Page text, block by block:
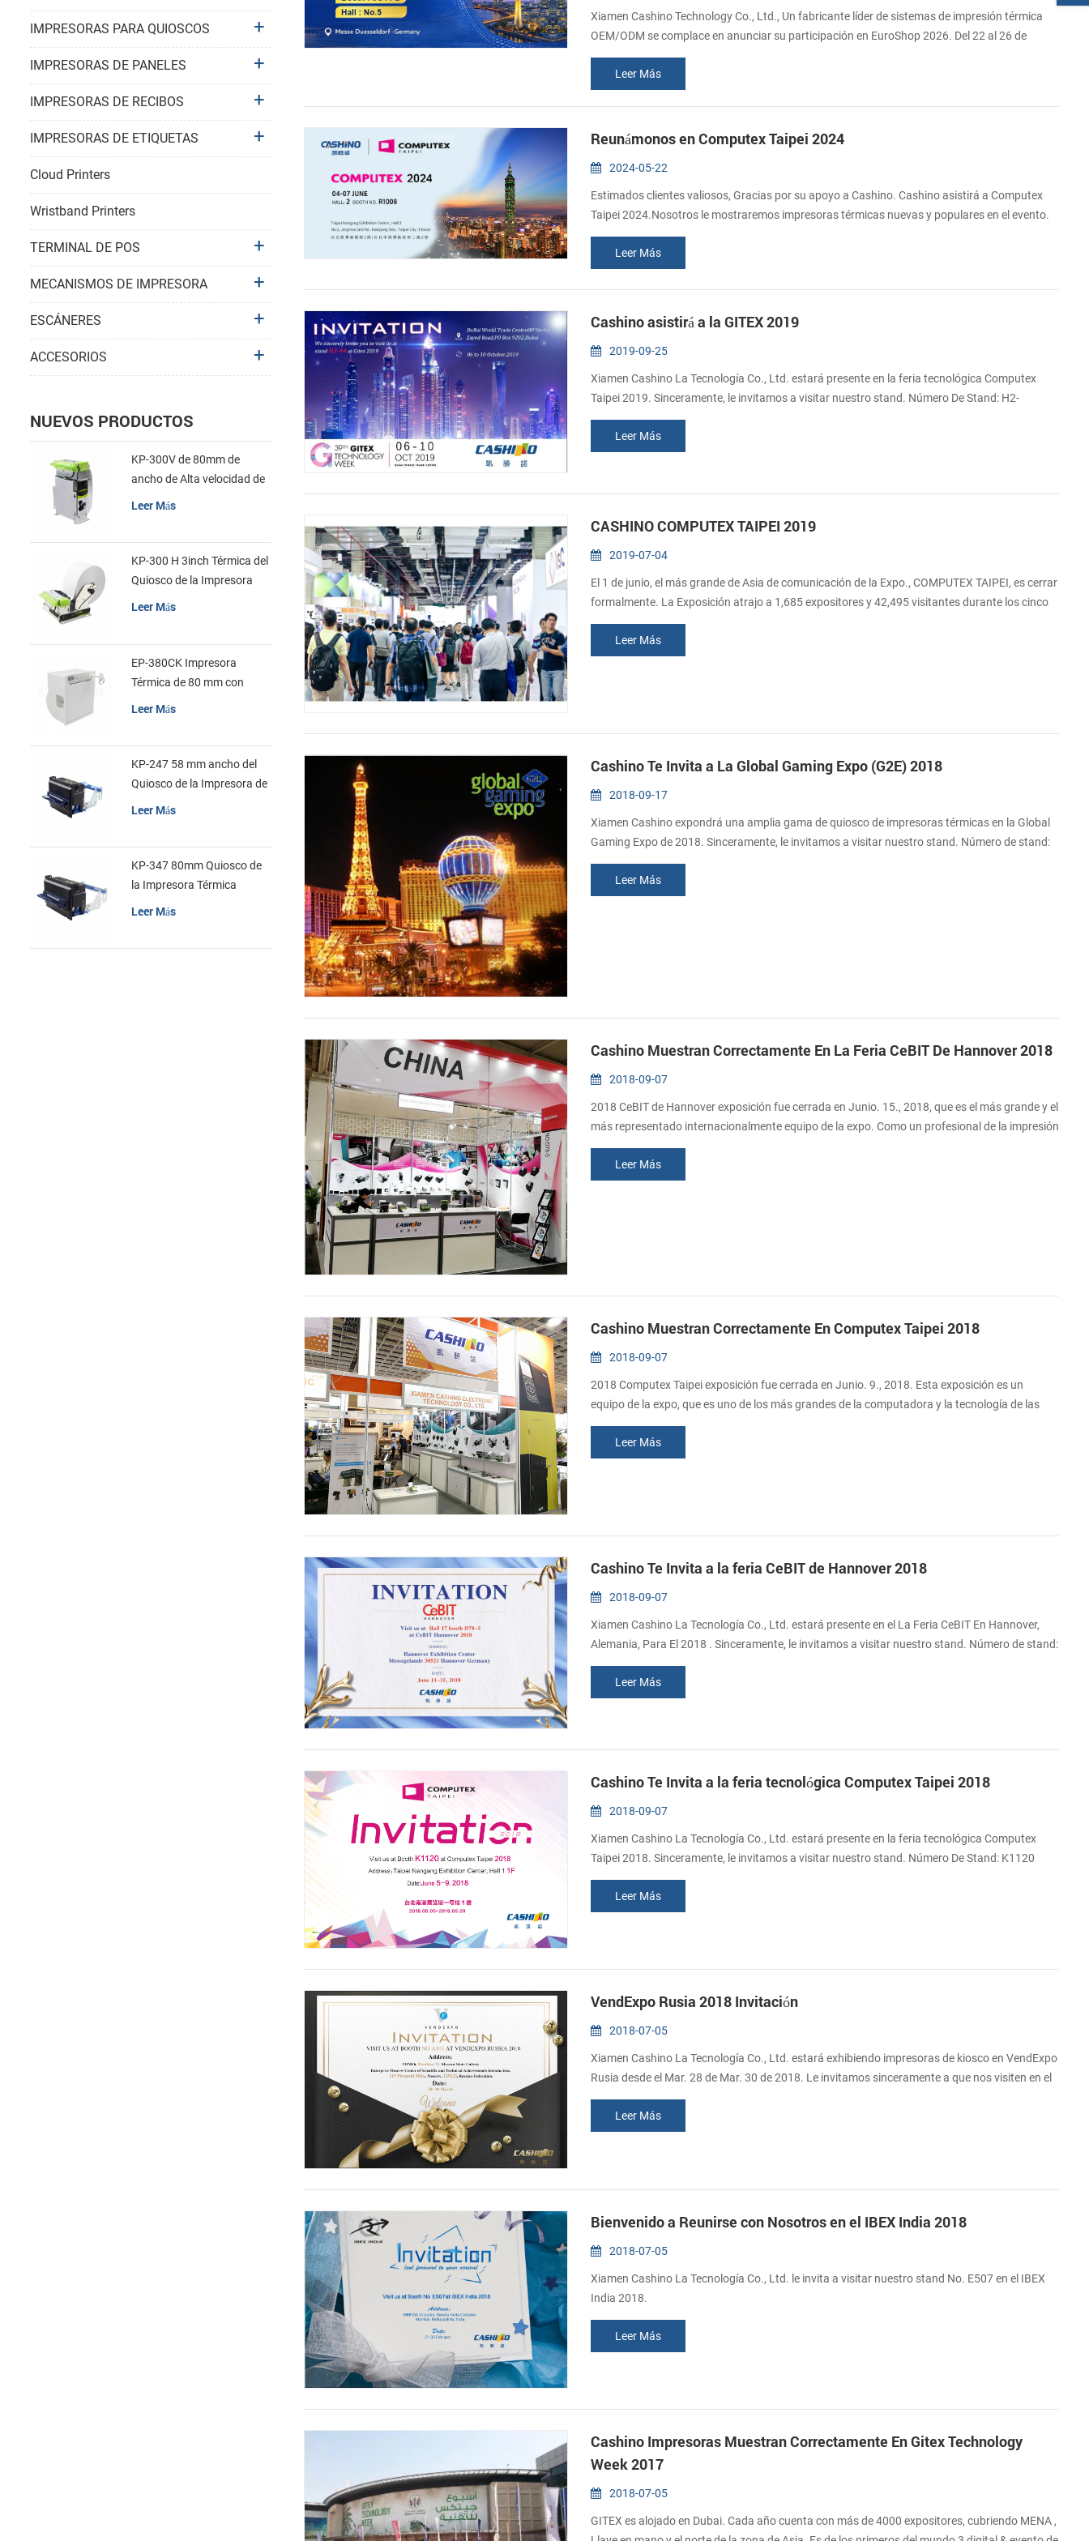
Xiamen Cashino Technology Co., Ltd., Un fabricante líder de sistemas de impresión térmica
OEM/ODM se complace en anunciar su participación en EuroShop 2026. Del 22 al 26 de
febrero, le invitamos a unirse a nosotros en Messe Düsseldorf para explorar el futuro del
hardware para el sector minorista. Colaborando para el futuro de la innovación en el comercio
minorista. En EuroShop 2026, que reúne a lo...
Leer Más
Reunámonos en Computex Taipei 2024
2024-05-22
Estimados clientes valiosos, Gracias por su apoyo a Cashino. Cashino asistirá a Computex
Taipei 2024.Nosotros le mostraremos impresoras térmicas nuevas y populares en el evento.
Le invitamos sinceramente a visitar nuestro stand. Agregar: Centro de Exposiciones
Nangang, Pabellón 2. Fecha: 4 al 7 de junio de 2024 Stand: NO.R1008.
Leer Más
Cashino asistirá a la GITEX 2019
2019-09-25
Xiamen Cashino La Tecnología Co., Ltd. estará presente en la feria tecnológica Computex
Taipei 2019. Sinceramente, le invitamos a visitar nuestro stand. Número De Stand: H2-
44Fecha: Oct. 06 - 10, 2019 Dirección: DuBai world trade centreoff Sheikh Zayed Road, PO
Box 9292, Dubai
Leer Más
CASHINO COMPUTEX TAIPEI 2019
2019-07-04
El 1 de junio, el más grande de Asia de comunicación de la Expo., COMPUTEX TAIPEI, es cerrar
formalmente. La Exposición atrajo a 1,685 expositores y 42,495 visitantes durante los cinco
días de muestra. En los últimos años, Xiamen Cashino La Tecnología Co., Ltd. ha exhibido con
éxito en el COMPUTEX de TAIPEI para mostrar nuestra nueva solución de impresión térmica,
así como este año. Como uno de lo...
Leer Más
Cashino Te Invita a La Global Gaming Expo (G2E) 2018
2018-09-17
Xiamen Cashino expondrá una amplia gama de quiosco de impresoras térmicas en la Global
Gaming Expo de 2018. Sinceramente, le invitamos a visitar nuestro stand. Número de stand:
Nº 3210, Sala B Fecha: Oct. 9-11, 2018 Dirección: 201 Arenas Ave., Las Vegas, NV 89169.
Leer Más
Cashino Muestran Correctamente En La Feria CeBIT De Hannover 2018
2018-09-07
2018 CeBIT de Hannover exposición fue cerrada en Junio. 15., 2018, que es el más grande y el
más representado internacionalmente equipo de la expo. Como un profesional de la impresión
proveedor de soluciones, Cashino exhiben todo tipo de micro impresoras con éxito y atrajo a
un montón de clientes a nuestro stand para la buena calidad. El más popular de la impresora
en esta exposición debe ser Impr...
Leer Más
Cashino Muestran Correctamente En Computex Taipei 2018
2018-09-07
2018 Computex Taipei exposición fue cerrada en Junio. 9., 2018. Esta exposición es un
equipo de la expo, que es uno de los más grandes de la computadora y la tecnología de las
ferias comerciales en el mundo. Este año, se celebró con los temas "AI", "5G", "Blockchain", "IO",
"Innovations & Startups", y "Juego & VR". Xiamen Cashino impresoras se exhibió con éxito y
atrajo a un montón de clie...
Leer Más
Cashino Te Invita a la feria CeBIT de Hannover 2018
2018-09-07
Xiamen Cashino La Tecnología Co., Ltd. estará presente en el La Feria CeBIT En Hannover,
Alemania, Para El 2018 . Sinceramente, le invitamos a visitar nuestro stand. Número de stand:
D78-5 Fecha: Junio 11 A 15, 2018 Dirección: Centro De Exposiciones Hannover, Messegelande
30521 Hannover, Alemania
Leer Más
Cashino Te Invita a la feria tecnológica Computex Taipei 2018
2018-09-07
Xiamen Cashino La Tecnología Co., Ltd. estará presente en la feria tecnológica Computex
Taipei 2018. Sinceramente, le invitamos a visitar nuestro stand. Número De Stand: K1120
Fecha: Junio 5 Al 9 De 2018 Dirección: Taipei Nangang Exhibition Center, Pabellón 1, 1F
Leer Más
VendExpo Rusia 2018 Invitación
2018-07-05
Xiamen Cashino La Tecnología Co., Ltd. estará exhibiendo impresoras de kiosco en VendExpo
Rusia desde el Mar. 28 de Mar. 30 de 2018. Le invitamos sinceramente a que nos visiten en el
stand NO. A303.
Leer Más
Bienvenido a Reunirse con Nosotros en el IBEX India 2018
2018-07-05
Xiamen Cashino La Tecnología Co., Ltd. le invita a visitar nuestro stand No. E507 en el IBEX
India 2018.
Leer Más
Cashino Impresoras Muestran Correctamente En Gitex Technology
Week 2017
2018-07-05
GITEX es alojado en Dubai. Cada año cuenta con más de 4000 expositores, cubriendo MENA ,
IMPRESORAS PARA QUIOSCOS
IMPRESORAS DE PANELES
IMPRESORAS DE RECIBOS
IMPRESORAS DE ETIQUETAS
Cloud Printers
Wristband Printers
TERMINAL DE POS
MECANISMOS DE IMPRESORA
ESCÁNERES
ACCESORIOS
NUEVOS PRODUCTOS
KP-300V de 80mm de
ancho de Alta velocidad de
la Impresora Térmica del
Leer Más
KP-300 H 3inch Térmica del
Quiosco de la Impresora
Módulo de
Leer Más
EP-380CK Impresora
Térmica de 80 mm con
Leer Más
KP-247 58 mm ancho del
Quiosco de la Impresora de
Leer Más
KP-347 80mm Quiosco de
la Impresora Térmica
Leer Más